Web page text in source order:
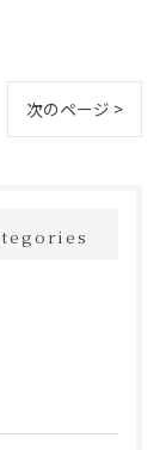
次のページ >